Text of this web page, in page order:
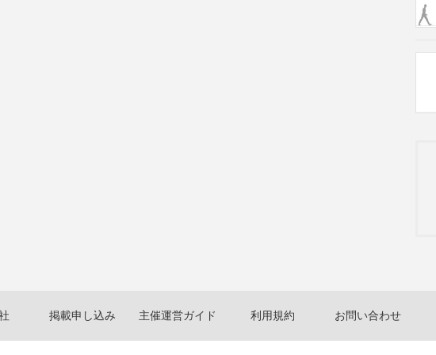
掲載申し込み 主催運営ガイド 利用規約 お問い合わせ